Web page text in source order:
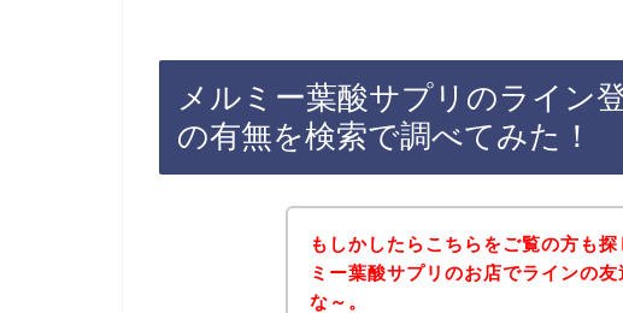
メルミー葉酸サプリのライン
の有無を検索で調べてみた！
もしかしたらこちらをご覧の方も
ミー葉酸サプリのお店でラインの
な～。